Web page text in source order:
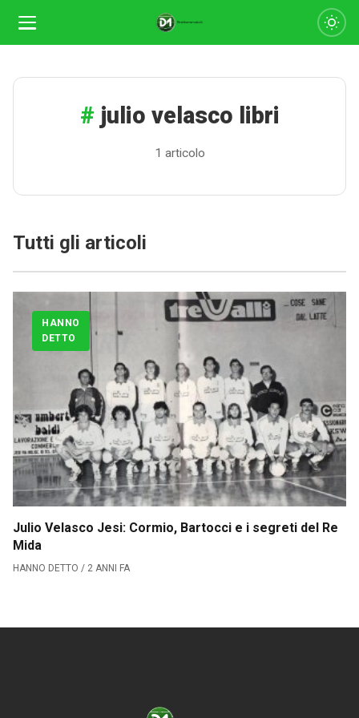
Calciomercato
CLASSIFICA
Serie B
CLASSIFICA SERIE B
Contatti
Collabora con noi
La Redazione
julio velasco libri
1 articolo
Tutti gli articoli
HANNO
DETTO
Julio Velasco Jesi: Cormio, Bartocci e i segreti del Re
Mida
HANNO DETTO / 2 ANNI FA